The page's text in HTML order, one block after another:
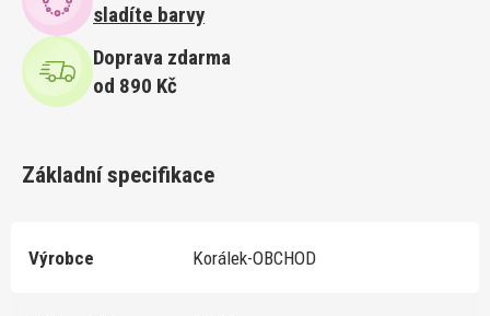
sladíte barvy
Doprava zdarma
od 890 Kč
Základní specifikace
Výrobce Korálek-OBCHOD